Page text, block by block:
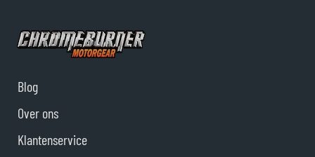
Blog
Over ons
Klantenservice